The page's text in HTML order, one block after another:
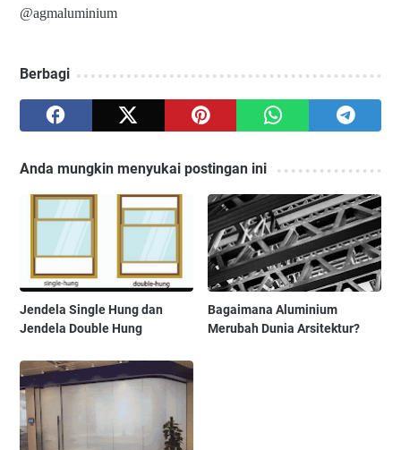
@agmaluminium
Berbagi
Anda mungkin menyukai postingan ini
Jendela Single Hung dan
Jendela Double Hung
Bagaimana Aluminium
Merubah Dunia Arsitektur?